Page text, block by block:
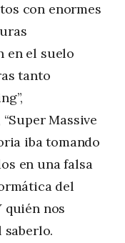
con enormes
en el suelo
tanto
“Super Massive
iba tomando
en una falsa
del
quién nos